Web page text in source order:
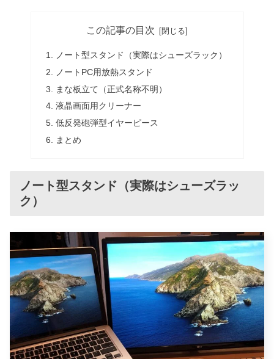
この記事の目次
ノート型スタンド（実際はシューズラック）
ノートPC用放熱スタンド
まな板立て（正式名称不明）
液晶画面用クリーナー
低反発砲弾型イヤーピース
まとめ
ノート型スタンド（実際はシューズラッ
ク）